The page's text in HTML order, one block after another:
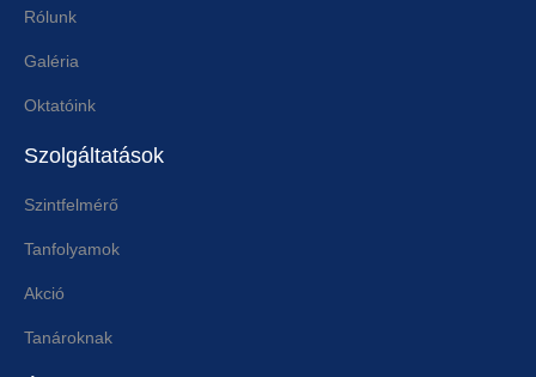
Rólunk
Galéria
Oktatóink
Szolgáltatások
Szintfelmérő
Tanfolyamok
Akció
Tanároknak